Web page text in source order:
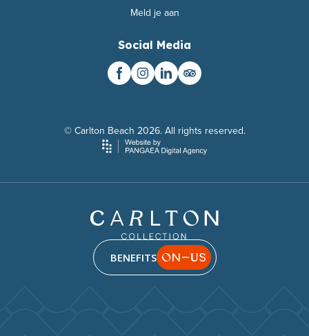
Meld je aan
Social Media
© Carlton Beach 2026. All rights reserved.
BENEFITS